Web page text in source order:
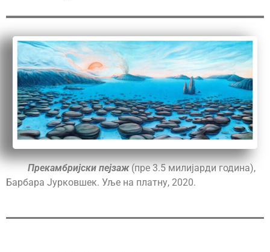
Прекамбријски пејзаж(пре 3.5 милијарди година),
Барбара Јурковшек. Уље на платну, 2020.